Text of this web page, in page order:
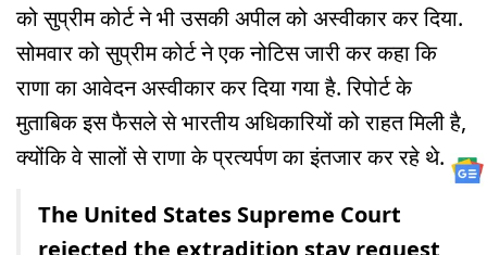
को सुप्रीम कोर्ट ने भी उसकी अपील को अस्वीकार कर दिया.
सोमवार को सुप्रीम कोर्ट ने एक नोटिस जारी कर कहा कि
राणा का आवेदन अस्वीकार कर दिया गया है. रिपोर्ट के
मुताबिक इस फैसले से भारतीय अधिकारियों को राहत मिली है,
क्योंकि वे सालों से राणा के प्रत्यर्पण का इंतजार कर रहे थे.
The United States Supreme Court
rejected the extradition stay request